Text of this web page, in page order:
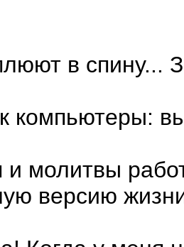
в спину...
компьютеры:
и молитвы
версию